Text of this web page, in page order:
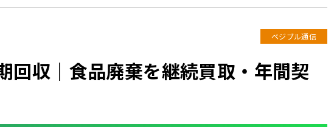
ベジブル通信
回収｜食品廃棄を継続買取・年間契